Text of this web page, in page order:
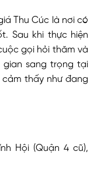
Thu Cúc là nơi có
Sau khi thực hiện
gọi hỏi thăm và
gian sang trọng tại
cảm thấy như đang
Hội (Quận 4 cũ),